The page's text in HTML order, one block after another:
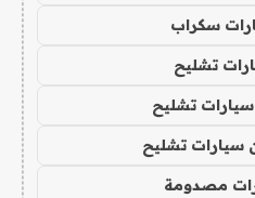
سكراب
تشليح
تشليح
سيارات تشليح
مصدومة